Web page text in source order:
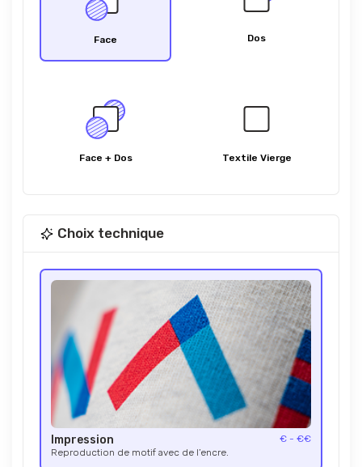
Face Dos
Face + Dos Textile Vierge
Choix technique
Impression
€ - €€
Reproduction de motif avec de l’encre.